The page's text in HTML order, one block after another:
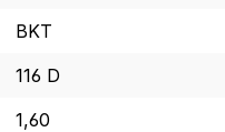
BKT
116 D
1,60